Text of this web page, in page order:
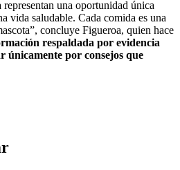
una oportunidad única
vida saludable. Cada comida es una
concluye Figueroa, quien hace
respaldada por evidencia
únicamente por consejos que